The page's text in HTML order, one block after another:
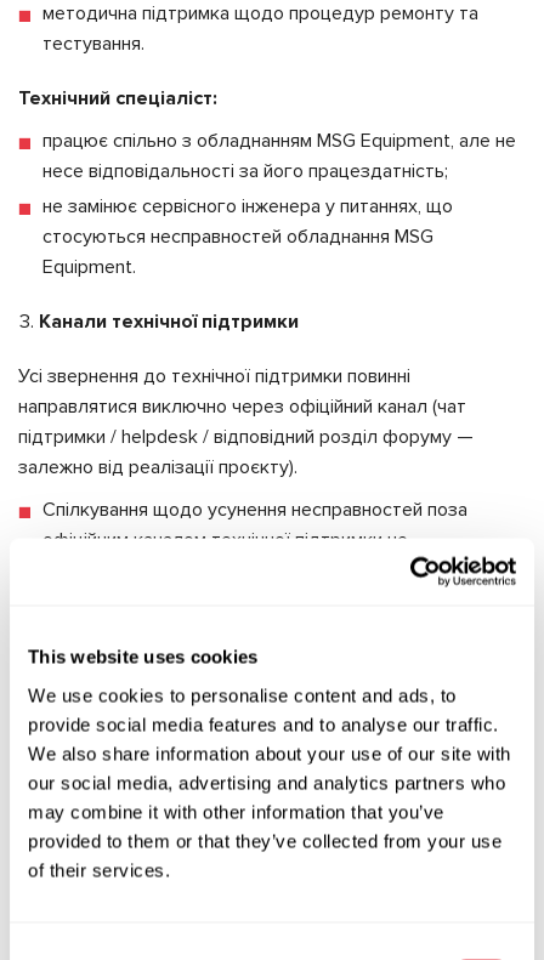
This website uses cookies
We use cookies to personalise content and ads, to
provide social media features and to analyse our traffic.
We also share information about your use of our site with
our social media, advertising and analytics partners who
may combine it with other information that you’ve
provided to them or that they’ve collected from your use
of their services.
методична підтримка щодо процедур ремонту та
тестування.
Технічний спеціаліст:
працює спільно з обладнанням MSG Equipment, але не
несе відповідальності за його працездатність;
не замінює сервісного інженера у питаннях, що
стосуються несправностей обладнання MSG
Equipment.
Канали технічної підтримки
Усі звернення до технічної підтримки повинні
направлятися виключно через офіційний канал (чат
підтримки / helpdesk / відповідний розділ форуму —
залежно від реалізації проєкту).
Спілкування щодо усунення несправностей поза
офіційним каналом технічної підтримки не
постачанням, рахунками або відвантаженням
компонентів.
Графік роботи
Технічна підтримка доступна:
з понеділка по п’ятницю;
з 09:00 до 18:00 за київським часом